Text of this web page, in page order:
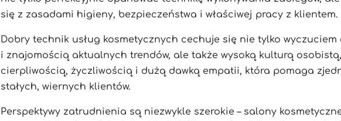
się z zasadami higieny, bezpieczeństwa i właściwej pracy z klientem.
Dobry technik usług kosmetycznych cechuje się nie tylko wyczuciem
i znajomością aktualnych trendów, ale także wysoką kulturą
cierpliwością, życzliwością i dużą dawką empatii, która pomaga
stałych, wiernych klientów.
Perspektywy zatrudnienia są niezwykle szerokie – salony